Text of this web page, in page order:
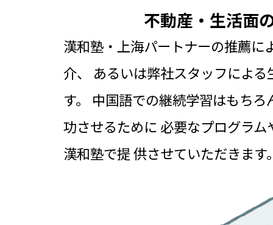
不動産・生活面
漢和塾・上海パートナーの推薦に
介、 あるいは弊社スタッフによ
す。
中国語での継続学習はもち
功させるために 必要なプログラ
漢和塾で提 供させていただきます